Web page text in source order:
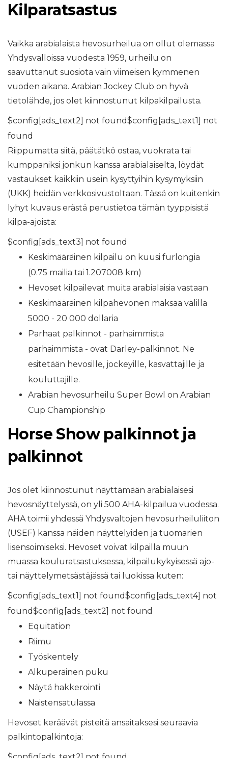
Kilparatsastus
Vaikka arabialaista hevosurheilua on ollut olemassa
Yhdysvalloissa vuodesta 1959, urheilu on
saavuttanut suosiota vain viimeisen kymmenen
vuoden aikana. Arabian Jockey Club on hyvä
tietolähde, jos olet kiinnostunut kilpakilpailusta.
$config[ads_text2] not found$config[ads_text1] not
found
Riippumatta siitä, päätätkö ostaa, vuokrata tai
kumppaniksi jonkun kanssa arabialaiselta, löydät
vastaukset kaikkiin usein kysyttyihin kysymyksiin
(UKK) heidän verkkosivustoltaan. Tässä on kuitenkin
lyhyt kuvaus erästä perustietoa tämän tyyppisistä
kilpa-ajoista:
$config[ads_text3] not found
Keskimääräinen kilpailu on kuusi furlongia
(0.75 mailia tai 1.207008 km)
Hevoset kilpailevat muita arabialaisia ​​vastaan
Keskimääräinen kilpahevonen maksaa välillä
5000 - 20 000 dollaria
Parhaat palkinnot - parhaimmista
parhaimmista - ovat Darley-palkinnot. Ne
esitetään hevosille, jockeyille, kasvattajille ja
kouluttajille.
Arabian hevosurheilu Super Bowl on Arabian
Cup Championship
Horse Show palkinnot ja
palkinnot
Jos olet kiinnostunut näyttämään arabialaisesi
hevosnäyttelyssä, on yli 500 AHA-kilpailua vuodessa.
AHA toimii yhdessä Yhdysvaltojen hevosurheiluliiton
(USEF) kanssa näiden näyttelyiden ja tuomarien
lisensoimiseksi. Hevoset voivat kilpailla muun
muassa kouluratsastuksessa, kilpailukykyisessä ajo-
tai näyttelymetsästäjässä tai luokissa kuten:
$config[ads_text1] not found$config[ads_text4] not
found$config[ads_text2] not found
Equitation
Riimu
Työskentely
Alkuperäinen puku
Näytä hakkerointi
Naistensatulassa
Hevoset keräävät pisteitä ansaitaksesi seuraavia
palkintopalkintoja: